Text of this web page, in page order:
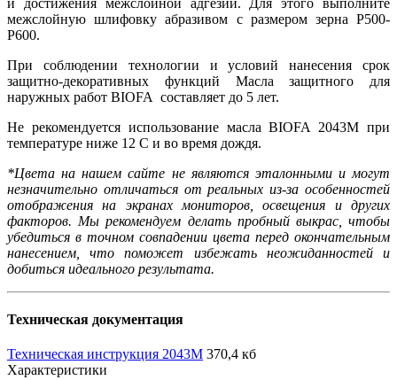
межслойную шлифовку абразивом с размером зерна P500-
P600.
При соблюдении технологии и условий нанесения срок
защитно-декоративных функций Масла защитного для
наружных работ BIOFA составляет до 5 лет.
Не рекомендуется использование масла BIOFA 2043М при
температуре ниже 12 С и во время дождя.
*Цвета на нашем сайте не являются эталонными и могут
незначительно отличаться от реальных из-за особенностей
отображения на экранах мониторов, освещения и других
факторов. Мы рекомендуем делать пробный выкрас, чтобы
убедиться в точном совпадении цвета перед окончательным
нанесением, что поможет избежать неожиданностей и
добиться идеального результата.
Техническая документация
Техническая инструкция 2043M 370,4 кб
Характеристики